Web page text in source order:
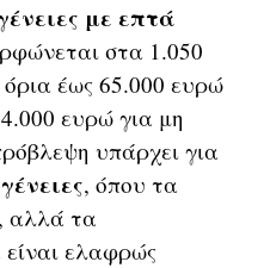
με επτά
στα 1.050
έως 65.000 ευρώ
ευρώ για μη
υπάρχει για
, όπου τα
αλλά τα
είναι ελαφρώς